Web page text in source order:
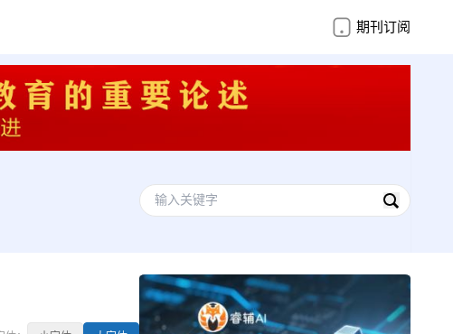
期刊订阅